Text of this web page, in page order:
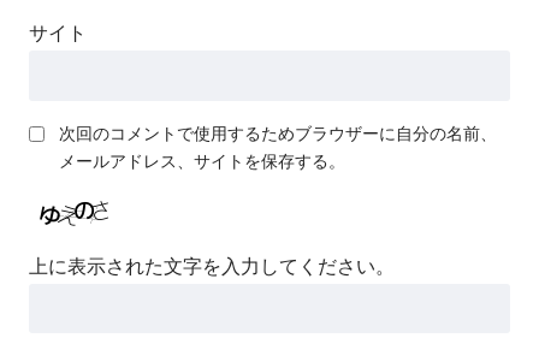
サイト
次回のコメントで使用するためブラウザーに自分の名前、
メールアドレス、サイトを保存する。
上に表示された文字を入力してください。